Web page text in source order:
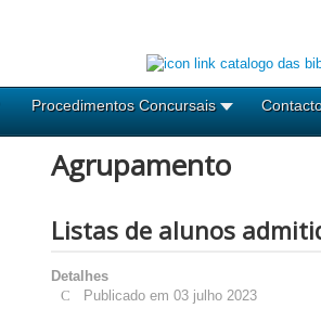
Procedimentos Concursais
Agrupamento
Listas de alunos
Detalhes
Publicado em 03 julho 2023